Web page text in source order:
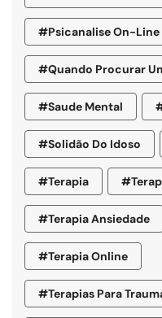
#psicanalise On-Line
#quando Procurar
#saude Mental
#solidão Do Idoso
#terapia
#terapia Ansiedade
#terapia Online
#terapias Para